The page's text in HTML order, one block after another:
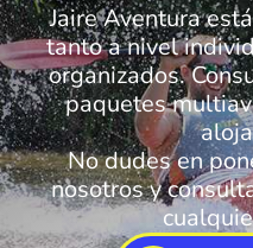
Jaire Aventura
tanto a nivel
organizados.
paquetes
No dudes en
nosotros y